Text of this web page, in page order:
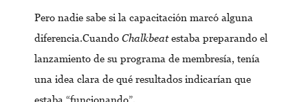
Pero nadie sabe si la capacitación marcó alguna
diferencia.Cuando Chalkbeatestaba preparando el
lanzamiento de su programa de membresía, tenía
una idea clara de qué resultados indicarían que
estaba “funcionando”.